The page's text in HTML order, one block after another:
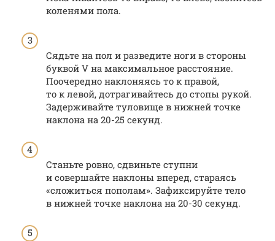
коленями пола.
Сядьте на пол и разведите ноги в стороны
буквой V на максимальное расстояние.
Поочередно наклоняясь то к правой,
то к левой, дотрагивайтесь до стопы рукой.
Задерживайте туловище в нижней точке
наклона на 20-25 секунд.
Станьте ровно, сдвиньте ступни
и совершайте наклоны вперед, стараясь
«сложиться пополам». Зафиксируйте тело
в нижней точке наклона на 20-30 секунд.